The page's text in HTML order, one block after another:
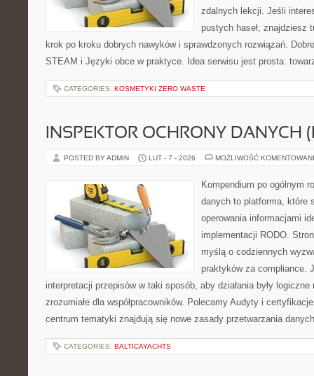
zdalnych lekcji. Jeśli
pustych haseł, znajdziesz
krok po kroku dobrych nawyków i sprawdzonych rozwiązań.
STEAM i Języki obce w praktyce. Idea serwisu jest prosta:
CATEGORIES: KOSMETYKI ZERO WASTE
INSPEKTOR OCHRONY DANYCH
POSTED BY ADMIN LUT - 7 - 2026 MOŻLIWOŚĆ
Kompendium po ogólnym
danych to platforma, które
operowania informacjami
implementacji RODO.
myślą o codziennych
praktyków za compliance.
interpretacji przepisów w taki sposób, aby działania były logiczne
zrozumiałe dla współpracowników. Polecamy Audyty i
centrum tematyki znajdują się nowe zasady przetwarzania
CATEGORIES: BALTICAYACHTS